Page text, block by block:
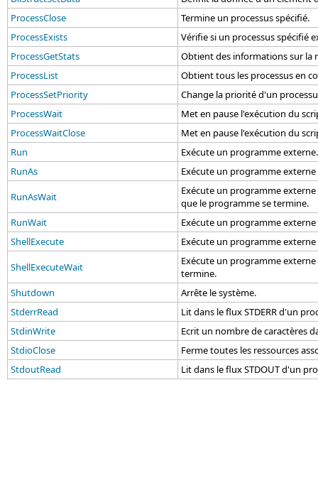
ProcessClose
Termine un processus spécifié.
ProcessExists
Vérifie si un processus spécifié
ProcessGetStats
Obtient des informations sur la
ProcessList
Obtient tous les processus en
ProcessSetPriority
Change la priorité d'un
ProcessWait
Met en pause l'exécution du
ProcessWaitClose
Met en pause l'exécution du
Run
Exécute un programme externe.
RunAs
Exécute un programme
RunAsWait
Exécute un programme
que le programme se termine.
RunWait
Exécute un programme
ShellExecute
Exécute un programme
ShellExecuteWait
Exécute un programme
termine.
Shutdown
Arrête le système.
StderrRead
Lit dans le flux STDERR d'un
StdinWrite
Ecrit un nombre de caractères
StdioClose
Ferme toutes les ressources
StdoutRead
Lit dans le flux STDOUT d'un